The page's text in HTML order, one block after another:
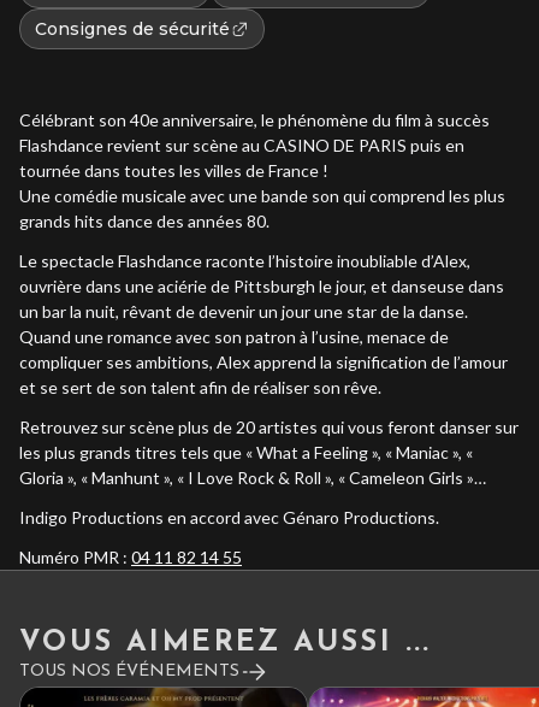
Consignes de sécurité
Célébrant son 40e anniversaire, le phénomène du film à succès
Flashdance revient sur scène au CASINO DE PARIS puis en
tournée dans toutes les villes de France !
Une comédie musicale avec une bande son qui comprend les plus
grands hits dance des années 80.
Le spectacle Flashdance raconte l’histoire inoubliable d’Alex,
ouvrière dans une aciérie de Pittsburgh le jour, et danseuse dans
un bar la nuit, rêvant de devenir un jour une star de la danse.
Quand une romance avec son patron à l’usine, menace de
compliquer ses ambitions, Alex apprend la signification de l’amour
et se sert de son talent afin de réaliser son rêve.
Retrouvez sur scène plus de 20 artistes qui vous feront danser sur
les plus grands titres tels que « What a Feeling », « Maniac », «
Gloria », « Manhunt », « I Love Rock & Roll », « Cameleon Girls »…
Indigo Productions en accord avec Génaro Productions.
Numéro PMR : 04 11 82 14 55
VOUS AIMEREZ AUSSI ...
TOUS NOS ÉVÉNEMENTS